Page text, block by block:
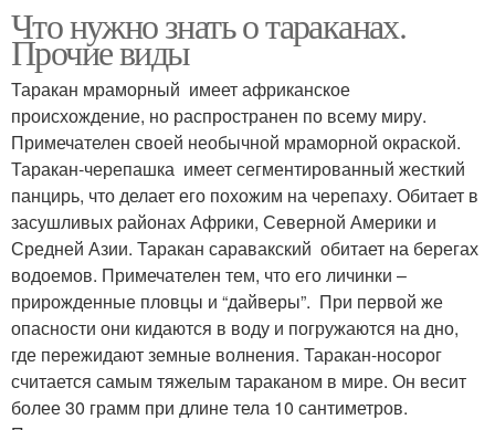
Что нужно знать о тараканах.
Прочие виды
Таракан мраморный имеет африканское
происхождение, но распространен по всему миру.
Примечателен своей необычной мраморной окраской.
Таракан-черепашка имеет сегментированный жесткий
панцирь, что делает его похожим на черепаху. Обитает в
засушливых районах Африки, Северной Америки и
Средней Азии. Таракан саравакский обитает на берегах
водоемов. Примечателен тем, что его личинки –
прирожденные пловцы и “дайверы”. При первой же
опасности они кидаются в воду и погружаются на дно,
где пережидают земные волнения. Таракан-носорог
считается самым тяжелым тараканом в мире. Он весит
более 30 грамм при длине тела 10 сантиметров.